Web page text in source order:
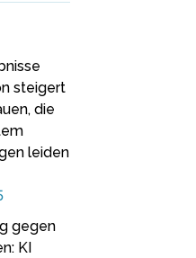
steigert
die
leiden
gegen
KI